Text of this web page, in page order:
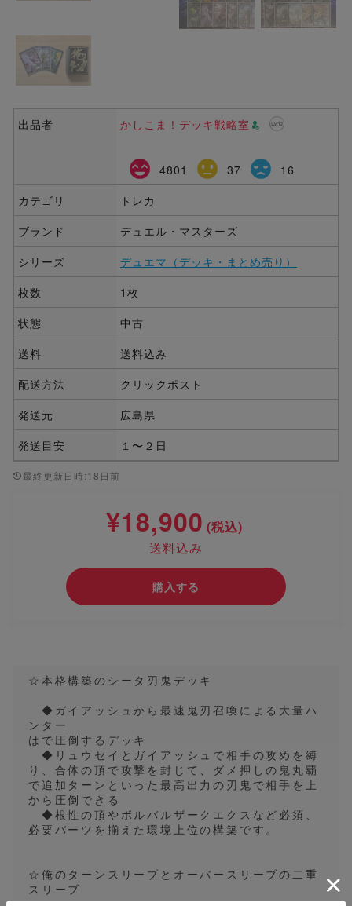
出品者 かしこま！デッキ戦略室
4801 37
16
カテゴリ
トレカ
ブランド
デュエル・マスターズ
シリーズ
デュエマ（デッキ・まとめ売り）
枚数
1枚
状態
中古
送料
送料込み
配送方法
クリックポスト
発送元
広島県
発送目安
１〜２日
最終更新日時:18日前
¥18,900 (税込)
送料込み
購入する
☆本格構築のシータ刃鬼デッキ
◆ガイアッシュから最速鬼刃召喚による大量ハ
ンター
はで圧倒するデッキ
◆リュウセイとガイアッシュで相手の攻めを縛
り、合体の頂で攻撃を封じて、ダメ押しの鬼丸覇
で追加ターンといった最高出力の刃鬼で相手を上
から圧倒できる
◆根性の頂やボルバルザークエクスなど必須、
必要パーツを揃えた環境上位の構築です。
☆俺のターンスリーブとオーバースリーブの二重
スリーブ